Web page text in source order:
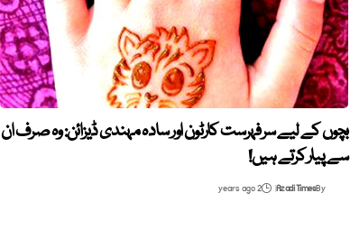
بچوں کے لیے سرفہرست کارٹون اور سادہ مہندی ڈیزائن: وہ صرف ان
سے پیار کرتے ہیں!
By
Azadi Times
2 years ago